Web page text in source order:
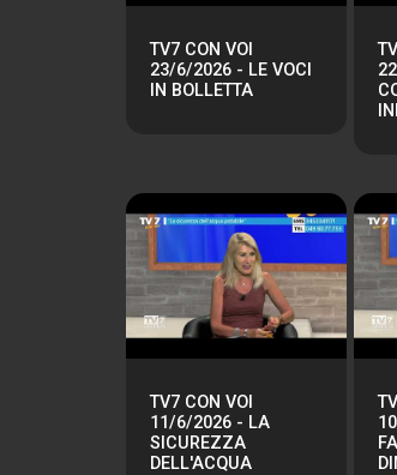
TV7 CON VOI
23/6/2026 - LE VOCI
IN BOLLETTA
TV7 CON VOI
11/6/2026 - LA
SICUREZZA
DELL'ACQUA